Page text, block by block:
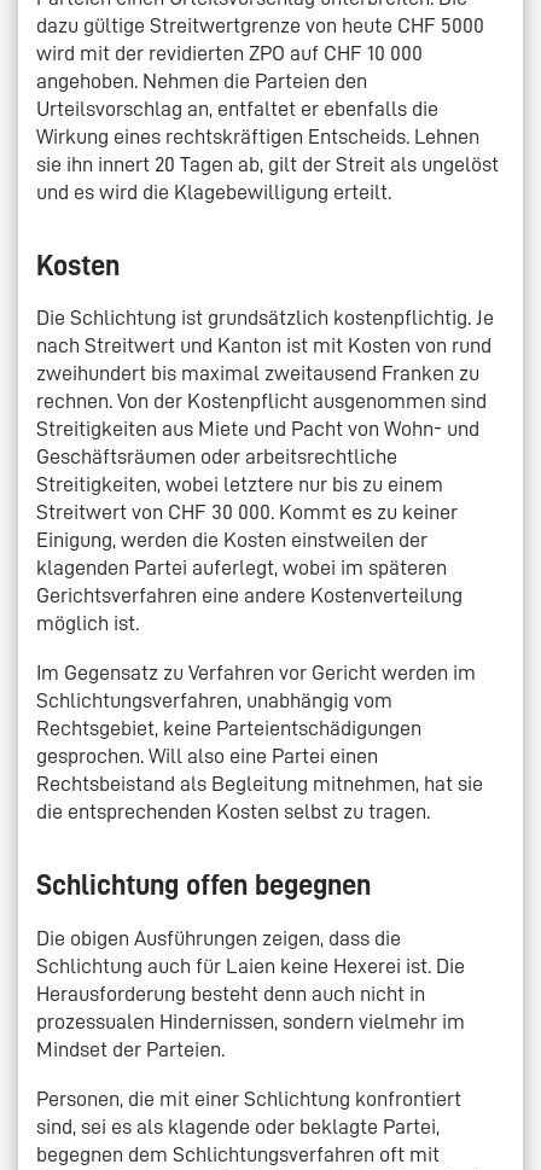
dazu gültige Streitwertgrenze von heute CHF 5000
wird mit der revidierten ZPO auf CHF 10 000
angehoben. Nehmen die Parteien den
Urteilsvorschlag an, entfaltet er ebenfalls die
Wirkung eines rechtskräftigen Entscheids. Lehnen
sie ihn innert 20 Tagen ab, gilt der Streit als ungelöst
und es wird die Klagebewilligung erteilt.
Kosten
Die Schlichtung ist grundsätzlich kostenpflichtig. Je
nach Streitwert und Kanton ist mit Kosten von rund
zweihundert bis maximal zweitausend Franken zu
rechnen. Von der Kostenpflicht ausgenommen sind
Streitigkeiten aus Miete und Pacht von Wohn- und
Geschäftsräumen oder arbeitsrechtliche
Streitigkeiten, wobei letztere nur bis zu einem
Streitwert von CHF 30 000. Kommt es zu keiner
Einigung, werden die Kosten einstweilen der
klagenden Partei auferlegt, wobei im späteren
Gerichtsverfahren eine andere Kostenverteilung
möglich ist.
Im Gegensatz zu Verfahren vor Gericht werden im
Schlichtungsverfahren, unabhängig vom
Rechtsgebiet, keine Parteientschädigungen
gesprochen. Will also eine Partei einen
Rechtsbeistand als Begleitung mitnehmen, hat sie
die entsprechenden Kosten selbst zu tragen.
Schlichtung offen begegnen
Die obigen Ausführungen zeigen, dass die
Schlichtung auch für Laien keine Hexerei ist. Die
Herausforderung besteht denn auch nicht in
prozessualen Hindernissen, sondern vielmehr im
Mindset der Parteien.
Personen, die mit einer Schlichtung konfrontiert
sind, sei es als klagende oder beklagte Partei,
begegnen dem Schlichtungsverfahren oft mit